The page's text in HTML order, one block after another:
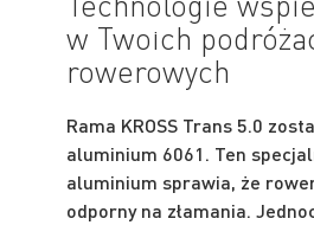
w Twoich
rowerowych
Rama KROSS Trans 5.0
aluminium 6061. Ten
aluminium sprawia, że
odporny na złamania.